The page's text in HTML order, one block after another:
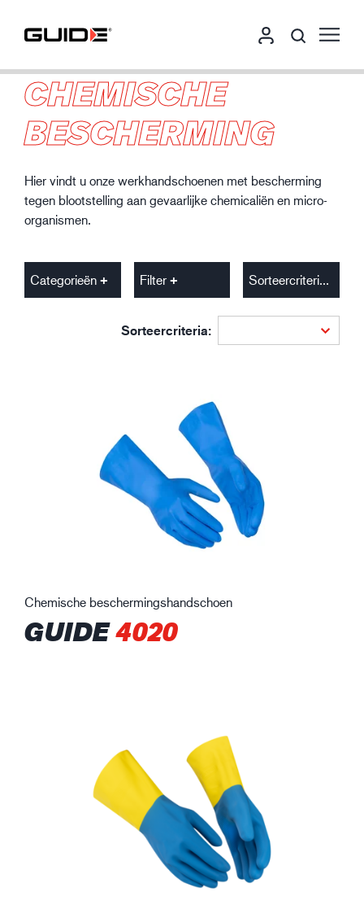
CHEMISCHE
BESCHERMING
Hier vindt u onze werkhandschoenen met bescherming
tegen blootstelling aan gevaarlijke chemicaliën en micro-
organismen.
Categorieën Filter Sorteercriteria
Sorteercriteria:
Chemische beschermingshandschoen
GUIDE4020